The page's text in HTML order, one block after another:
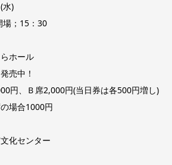
水)
；15：30
ホール
売中！
円、Ｂ席2,000円(当日券は各500円増し)
場合1000円
化センター